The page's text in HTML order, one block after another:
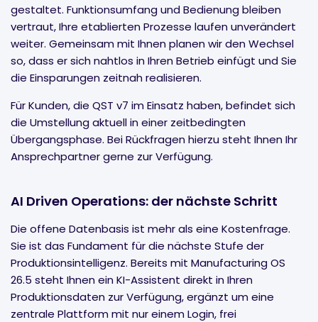
gestaltet. Funktionsumfang und Bedienung bleiben
vertraut, Ihre etablierten Prozesse laufen unverändert
weiter. Gemeinsam mit Ihnen planen wir den Wechsel
so, dass er sich nahtlos in Ihren Betrieb einfügt und Sie
die Einsparungen zeitnah realisieren.
Für Kunden, die QST v7 im Einsatz haben, befindet sich
die Umstellung aktuell in einer zeitbedingten
Übergangsphase. Bei Rückfragen hierzu steht Ihnen Ihr
Ansprechpartner gerne zur Verfügung.
AI Driven Operations: der nächste Schritt
Die offene Datenbasis ist mehr als eine Kostenfrage.
Sie ist das Fundament für die nächste Stufe der
Produktionsintelligenz. Bereits mit Manufacturing OS
26.5 steht Ihnen ein KI-Assistent direkt in Ihren
Produktionsdaten zur Verfügung, ergänzt um eine
zentrale Plattform mit nur einem Login, frei